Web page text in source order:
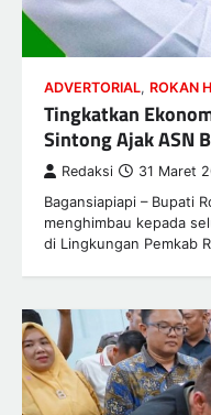
ADVERTORIAL, ROKAN
Tingkatkan
Sintong Ajak ASN
Redaksi 31 Maret
Bagansiapiapi – Bupati
menghimbau kepada
di Lingkungan Pemkab